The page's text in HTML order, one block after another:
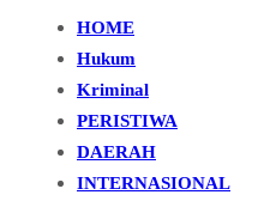
HOME
Hukum
Kriminal
PERISTIWA
DAERAH
INTERNASIONAL